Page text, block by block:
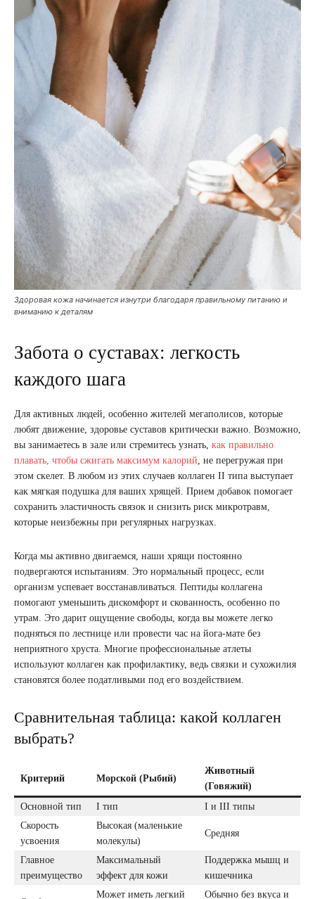
Здоровая кожа начинается изнутри благодаря правильному питанию и
вниманию к деталям
Забота о суставах: легкость
каждого шага
Для активных людей, особенно жителей мегаполисов, которые
любят движение, здоровье суставов критически важно. Возможно,
вы занимаетесь в зале или стремитесь узнать, как правильно
плавать, чтобы сжигать максимум калорий , не перегружая при
этом скелет. В любом из этих случаев коллаген II типа выступает
как мягкая подушка для ваших хрящей. Прием добавок помогает
сохранить эластичность связок и снизить риск микротравм,
которые неизбежны при регулярных нагрузках.
Когда мы активно двигаемся, наши хрящи постоянно
подвергаются испытаниям. Это нормальный процесс, если
организм успевает восстанавливаться. Пептиды коллагена
помогают уменьшить дискомфорт и скованность, особенно по
утрам. Это дарит ощущение свободы, когда вы можете легко
подняться по лестнице или провести час на йога-мате без
неприятного хруста. Многие профессиональные атлеты
используют коллаген как профилактику, ведь связки и сухожилия
становятся более податливыми под его воздействием.
Сравнительная таблица: какой коллаген
выбрать?
Критерий Морской (Рыбий)
Животный
(Говяжий)
Основной тип
I тип
I и III типы
Скорость
усвоения
Высокая (маленькие
молекулы)
Средняя
Главное
преимущество
Максимальный
эффект для кожи
Поддержка мышц и
кишечника
Может иметь легкий
Обычно без вкуса и